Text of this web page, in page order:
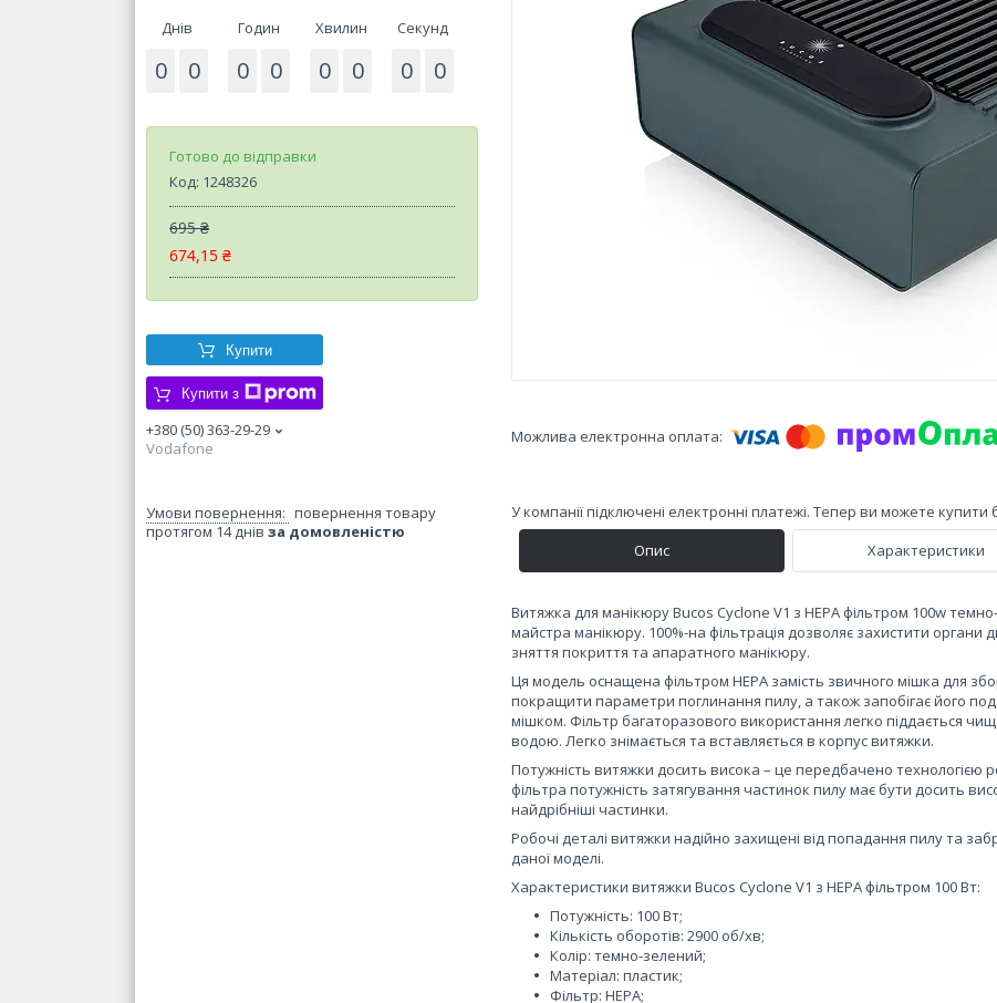
Днів
0 0
Годин
0 0
Хвилин
0 0
Секунд
0 0
Готово до відправки
Код: 1248326
695 ₴
674,15 ₴
Купити
Купити з
+380 (50) 363-29-29
Vodafone
повернення товару
протягом 14 днів за домовленістю
У компанії підключені електронні платежі. Тепер ви можете
Опис
Характеристики
Витяжка для манікюру Bucos Cyclone V1 з НЕРА фільтром 100w
майстра манікюру. 100%-на фільтрація дозволяє захистити органи
зняття покриття та апаратного манікюру.
Ця модель оснащена фільтром НЕРА замість звичного мішка для
покращити параметри поглинання пилу, а також запобігає його
мішком. Фільтр багаторазового використання легко піддається
водою. Легко знімається та вставляється в корпус витяжки.
Потужність витяжки досить висока – це передбачено технологією
фільтра потужність затягування частинок пилу має бути досить
найдрібніші частинки.
Робочі деталі витяжки надійно захищені від попадання пилу та
даної моделі.
Характеристики витяжки Bucos Cyclone V1 з НЕРА фільтром 100 Вт:
Потужність: 100 Вт;
Кількість оборотів: 2900 об/хв;
Колір: темно-зелений;
Матеріал: пластик;
Фільтр: НЕРА;